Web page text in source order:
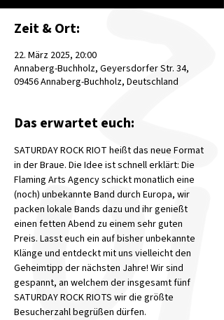
Zeit & Ort:
22. März 2025, 20:00
Annaberg-Buchholz, Geyersdorfer Str. 34,
09456 Annaberg-Buchholz, Deutschland
Das erwartet euch:
SATURDAY ROCK RIOT heißt das neue Format
in der Braue. Die Idee ist schnell erklärt: Die
Flaming Arts Agency schickt monatlich eine
(noch) unbekannte Band durch Europa, wir
packen lokale Bands dazu und ihr genießt
einen fetten Abend zu einem sehr guten
Preis. Lasst euch ein auf bisher unbekannte
Klänge und entdeckt mit uns vielleicht den
Geheimtipp der nächsten Jahre! Wir sind
gespannt, an welchem der insgesamt fünf
SATURDAY ROCK RIOTS wir die größte
Besucherzahl begrüßen dürfen.